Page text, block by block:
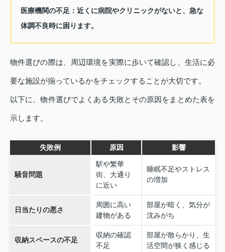
医療機関の不足 ：近くに病院やクリニックがないと、急な
体調不良時に困ります。
物件選びの際は、周辺環境を実際に歩いて確認し、生活に必
要な施設が揃っているかをチェックすることが大切です。
以下に、物件選びでよくある失敗とその原因をまとめた表を
示します。
失敗例 原因 影響
騒音問題
駅や繁華
街、大通り
に近い
睡眠不足やストレス
の増加
日当たりの悪さ
周囲に高い
建物がある
部屋が暗く、気分が
沈みがち
収納スペースの不足
収納の確認
不足
部屋が散らかり、生
活空間が狭く感じる